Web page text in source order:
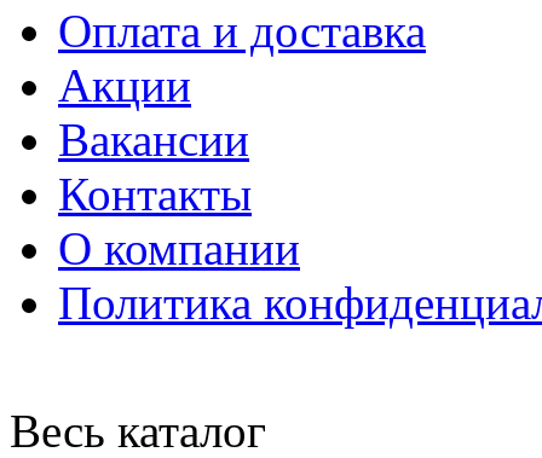
Оплата и доставка
Акции
Вакансии
Контакты
О компании
Политика
Весь каталог